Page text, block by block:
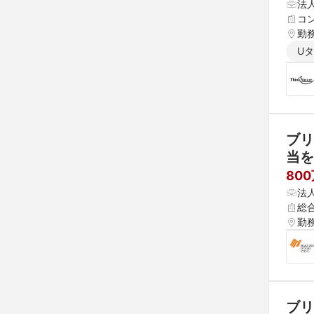
法
コ
勤
U
ブ
当
800
法
総
勤
ブ